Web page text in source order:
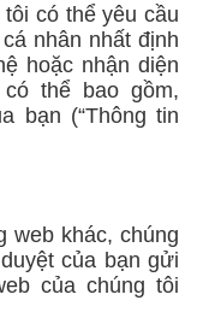
có thể yêu cầu
nhân nhất định
hoặc nhận diện
thể bao gồm,
bạn (“Thông tin
web khác, chúng
của bạn gửi
của chúng tôi